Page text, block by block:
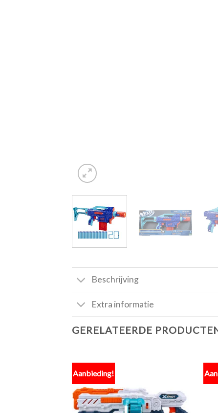
Beschrijving
Extra informatie
GERELATEERDE
Aanbieding!